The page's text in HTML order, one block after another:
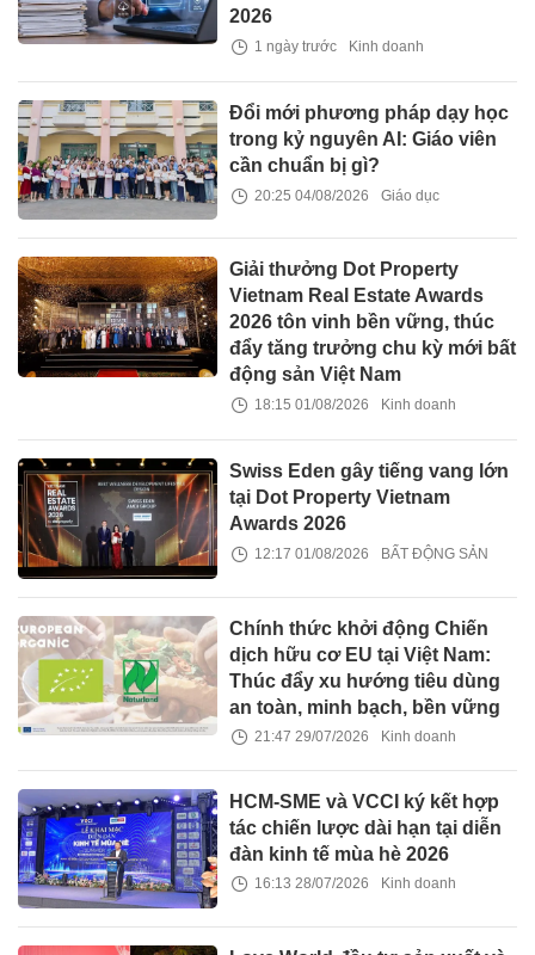
2026
1 ngày trước Kinh doanh
Đổi mới phương pháp dạy học
trong kỷ nguyên AI: Giáo viên
cần chuẩn bị gì?
20:25 04/08/2026 Giáo dục
Giải thưởng Dot Property
Vietnam Real Estate Awards
2026 tôn vinh bền vững, thúc
đẩy tăng trưởng chu kỳ mới bất
động sản Việt Nam
18:15 01/08/2026 Kinh doanh
Swiss Eden gây tiếng vang lớn
tại Dot Property Vietnam
Awards 2026
12:17 01/08/2026 BẤT ĐỘNG SẢN
Chính thức khởi động Chiến
dịch hữu cơ EU tại Việt Nam:
Thúc đẩy xu hướng tiêu dùng
an toàn, minh bạch, bền vững
21:47 29/07/2026 Kinh doanh
HCM-SME và VCCI ký kết hợp
tác chiến lược dài hạn tại diễn
đàn kinh tế mùa hè 2026
16:13 28/07/2026 Kinh doanh